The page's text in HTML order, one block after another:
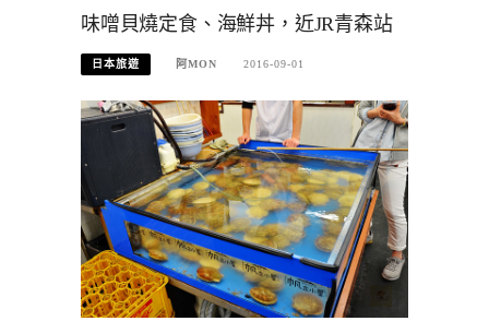
味噌貝燒定食、海鮮丼，近JR青森站
日本旅遊 阿MON 2016-09-01